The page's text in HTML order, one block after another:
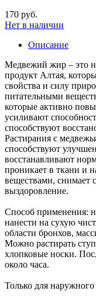
170 руб.
Нет в наличии
Описание
Медвежий жир – это
продукт Алтая,
свойства и силу
питательными
которые активно
усиливают
способствуют
Растирания с
способствуют
восстанавливают
проникает в ткани и
веществами, снимает
выздоровление.
Способ применения:
нанести на сухую
области бронхов,
Можно растирать
хлопковые носки.
около часа.
Только для